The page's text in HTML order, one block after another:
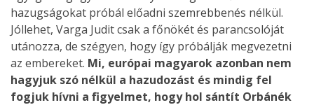
hazugságokat próbál előadni szemrebbenés nélkül.
Jóllehet, Varga Judit csak a főnökét és parancsolóját
utánozza, de szégyen, hogy így próbálják megvezetni
az embereket. Mi, európai magyarok azonban nem
hagyjuk szó nélkül a hazudozást és mindig fel
fogjuk hívni a figyelmet, hogy hol sántít Orbánék